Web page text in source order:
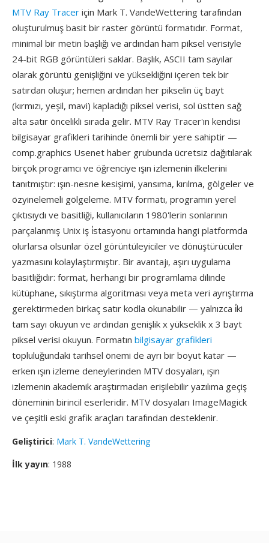
MTV Ray Tracer için Mark T. VandeWettering tarafından
oluşturulmuş basit bir raster görüntü formatıdır. Format,
minimal bir metin başlığı ve ardından ham piksel verisiyle
24-bit RGB görüntüleri saklar. Başlık, ASCII tam sayılar
olarak görüntü genişliğini ve yüksekliğini içeren tek bir
satırdan oluşur; hemen ardından her pikselin üç bayt
(kırmızı, yeşil, mavi) kapladığı piksel verisi, sol üstten sağ
alta satır öncelikli sırada gelir. MTV Ray Tracer'ın kendisi
bilgisayar grafikleri tarihinde önemli bir yere sahiptir —
comp.graphics Usenet haber grubunda ücretsiz dağıtılarak
birçok programcı ve öğrenciye ışın izlemenin ilkelerini
tanıtmıştır: ışın-nesne kesişimi, yansıma, kırılma, gölgeler ve
özyinelemeli gölgeleme. MTV formatı, programın yerel
çıktısıydı ve basitliği, kullanıcıların 1980'lerin sonlarının
parçalanmış Unix iş i̇stasyonu ortamında hangi platformda
olurlarsa olsunlar özel görüntüleyiciler ve dönüştürücüler
yazmasını kolaylaştırmıştır. Bir avantajı, aşırı uygulama
basitliğidir: format, herhangi bir programlama dilinde
kütüphane, sıkıştırma algoritması veya meta veri ayrıştırma
gerektirmeden birkaç satır kodla okunabilir — yalnızca i̇ki
tam sayı okuyun ve ardından genişlik x yükseklik x 3 bayt
piksel verisi okuyun. Formatın bilgisayar grafikleri
topluluğundaki tarihsel önemi de ayrı bir boyut katar —
erken ışın izleme deneylerinden MTV dosyaları, ışın
izlemenin akademik araştırmadan erişilebilir yazılıma geçiş
döneminin birincil eserleridir. MTV dosyaları ImageMagick
ve çeşitli eski grafik araçları tarafından desteklenir.
Geliştirici: Mark T. VandeWettering
İlk yayın: 1988